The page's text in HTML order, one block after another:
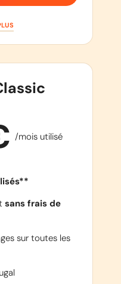
/mois utilisé
sans frais de
sur toutes les